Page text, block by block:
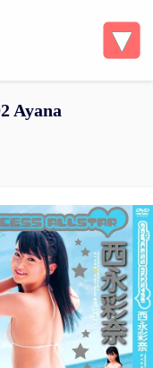
Ayana